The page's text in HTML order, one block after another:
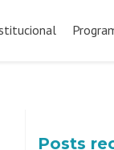
Posts